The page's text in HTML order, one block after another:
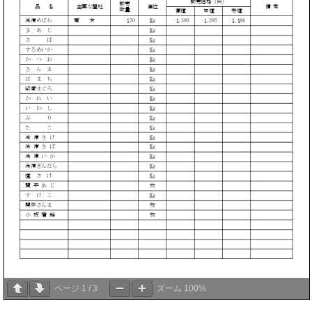
ページ 1 / 3 ズーム 100%